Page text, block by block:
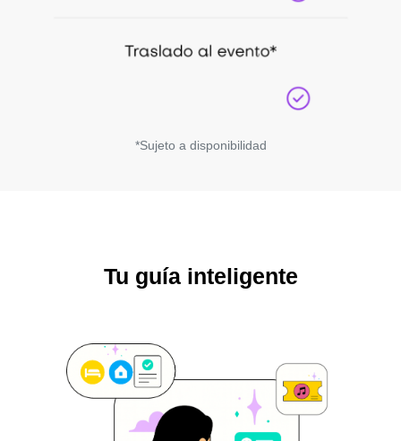
*Sujeto a disponibilidad
Tu guía inteligente